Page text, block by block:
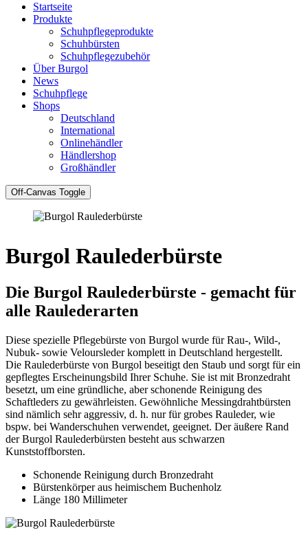
Startseite
Produkte
Schuhpflegeprodukte
Schuhbürsten
Schuhpflegezubehör
Über Burgol
News
Schuhpflege
Shops
Deutschland
International
Onlinehändler
Händlershop
Großhändler
Off-Canvas Toggle
Burgol Raulederbürste
Die Burgol Raulederbürste - gemacht für
alle Raulederarten
Diese spezielle Pflegebürste von Burgol wurde für Rau-, Wild-,
Nubuk- sowie Veloursleder komplett in Deutschland hergestellt.
Die Raulederbürste von Burgol beseitigt den Staub und sorgt für ein
gepflegtes Erscheinungsbild Ihrer Schuhe. Sie ist mit Bronzedraht
besetzt, um eine gründliche, aber schonende Reinigung des
Schaftleders zu gewährleisten. Gewöhnliche Messingdrahtbürsten
sind nämlich sehr aggressiv, d. h. nur für grobes Rauleder, wie
bspw. bei Wanderschuhen verwendet, geeignet. Der äußere Rand
der Burgol Raulederbürsten besteht aus schwarzen
Kunststoffborsten.
Schonende Reinigung durch Bronzedraht
Bürstenkörper aus heimischem Buchenholz
Länge 180 Millimeter